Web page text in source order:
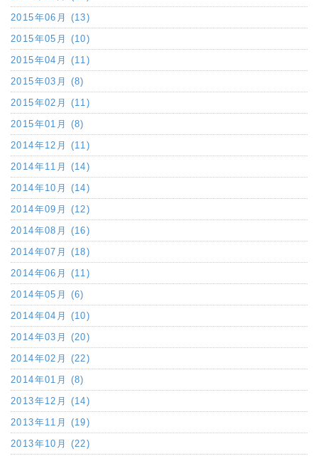
2015年06月 (13)
2015年05月 (10)
2015年04月 (11)
2015年03月 (8)
2015年02月 (11)
2015年01月 (8)
2014年12月 (11)
2014年11月 (14)
2014年10月 (14)
2014年09月 (12)
2014年08月 (16)
2014年07月 (18)
2014年06月 (11)
2014年05月 (6)
2014年04月 (10)
2014年03月 (20)
2014年02月 (22)
2014年01月 (8)
2013年12月 (14)
2013年11月 (19)
2013年10月 (22)